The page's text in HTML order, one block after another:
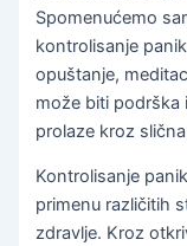
Spomenućemo
kontrolisanje
opuštanje,
može biti podrška
prolaze kroz
Kontrolisanje
primenu različitih
zdravlje. Kroz